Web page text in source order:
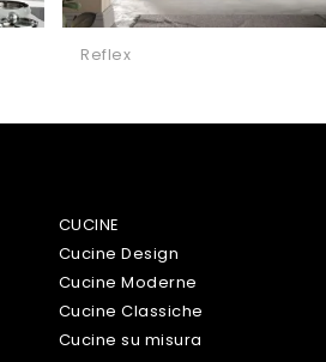
Reflex
CUCINE
Cucine Design
Cucine Moderne
Cucine Classiche
Cucine su misura